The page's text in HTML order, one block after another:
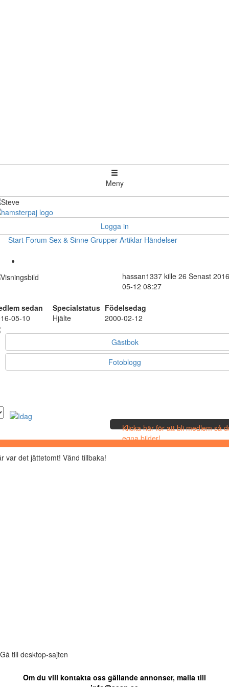
Meny
Logga in
Start Forum Sex & Sinne Grupper Artiklar Händelser
hassan1337 kille 26 Senast
05-12 08:27
sedan Specialstatus Födelsedag
05-10
Hjälte 2000-02-12
Gästbok
Fotoblogg
Klicka här för att bli medlem så
egna bilder!
var det jättetomt! Vänd tillbaka!
Gå till desktop-sajten
Om du vill kontakta oss gällande annonser, maila till